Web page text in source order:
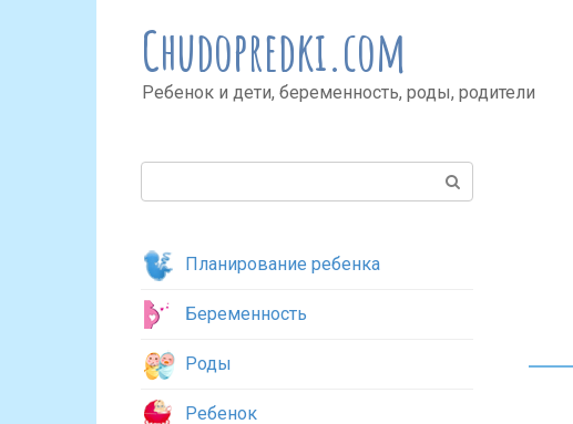
Chudopredki.com
Ребенок и дети, беременность, роды, родители
Планирование ребенка
Беременность
Роды
Ребенок